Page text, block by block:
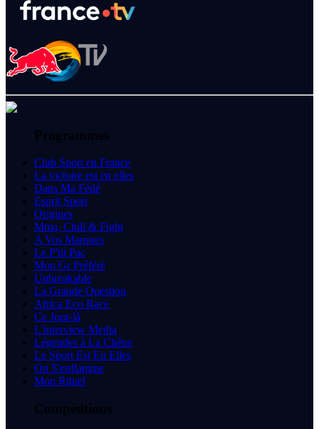
Programmes
Club Sport en France
La victoire est en elles
Dans Ma Fédé
Esprit Sport
Origines
Mma, Chill & Fight
A Vos Marques
Le P'tit Pac
Mon Gr Préféré
Unbreakable
La Grande Question
Africa Eco Race
Ce Jour-là
L'interview Media
Légendes à La Chêne
Le Sport Est En Elles
On S'enflamme
Mon Rituel
Compétitions